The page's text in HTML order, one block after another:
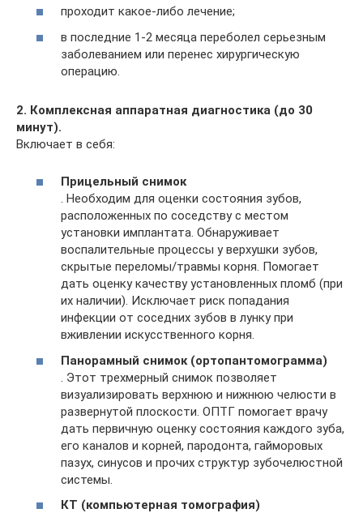
проходит какое-либо лечение;
в последние 1-2 месяца переболел серьезным
заболеванием или перенес хирургическую
операцию.
2. Комплексная аппаратная диагностика (до 30
минут).
Включает в себя:
Прицельный снимок
. Необходим для оценки состояния зубов,
расположенных по соседству с местом
установки имплантата. Обнаруживает
воспалительные процессы у верхушки зубов,
скрытые переломы/травмы корня. Помогает
дать оценку качеству установленных пломб (при
их наличии). Исключает риск попадания
инфекции от соседних зубов в лунку при
вживлении искусственного корня.
Панорамный снимок (ортопантомограмма)
. Этот трехмерный снимок позволяет
визуализировать верхнюю и нижнюю челюсти в
развернутой плоскости. ОПТГ помогает врачу
дать первичную оценку состояния каждого зуба,
его каналов и корней, пародонта, гайморовых
пазух, синусов и прочих структур зубочелюстной
системы.
КТ (компьютерная томография)